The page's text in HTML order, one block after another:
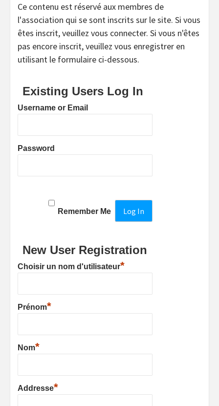
Ce contenu est réservé aux membres de
l'association qui se sont inscrits sur le site. Si vous
êtes inscrit, veuillez vous connecter. Si vous n'êtes
pas encore inscrit, veuillez vous enregistrer en
utilisant le formulaire ci-dessous.
Existing Users Log In
Username or Email
Password
Remember Me
New User Registration
Choisir un nom d'utilisateur*
Prénom*
Nom*
Addresse*